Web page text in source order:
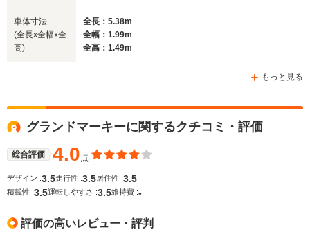
車体寸法
(全長x全幅x全
高)
全長：5.38m
全幅：1.99m
全高：1.49m
もっと見る
グランドマーキーに関するクチコミ・評価
総合評価 4.0点
デザイン :3.5走行性 :3.5 居住性 :3.5
積載性 :3.5運転しやすさ :3.5維持費 :-
評価の高いレビュー・評判